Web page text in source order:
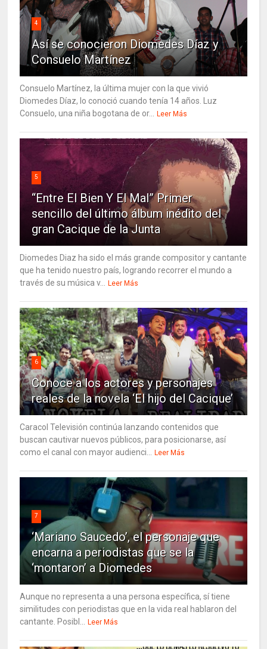
4
Así se conocieron Diomedes Díaz y
Consuelo Martínez
Consuelo Martínez, la última mujer con la que vivió
Diomedes Díaz, lo conoció cuando tenía 14 años. Luz
Consuelo, una niña bogotana de or...
Leer Más
5
“Entre El Bien Y El Mal” Primer
sencillo del último álbum inédito del
gran Cacique de la Junta
Diomedes Diaz ha sido el más grande compositor y cantante
que ha tenido nuestro país, logrando recorrer el mundo a
través de su música v...
Leer Más
6
Conoce a los actores y personajes
reales de la novela ‘El hijo del Cacique’
Caracol Televisión continúa lanzando contenidos que
buscan cautivar nuevos públicos, para posicionarse, así
como el canal con mayor audienci...
Leer Más
7
‘Mariano Saucedo’, el personaje que
encarna a periodistas que se la
‘montaron’ a Diomedes
Aunque no representa a una persona específica, sí tiene
similitudes con periodistas que en la vida real hablaron del
cantante. Posibl...
Leer Más